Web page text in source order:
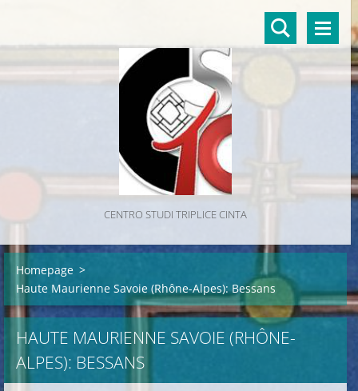
CENTRO STUDI TRIPLICE CINTA
Homepage >
Haute Maurienne Savoie (Rhône-Alpes): Bessans
HAUTE MAURIENNE SAVOIE (RHÔNE-
ALPES): BESSANS